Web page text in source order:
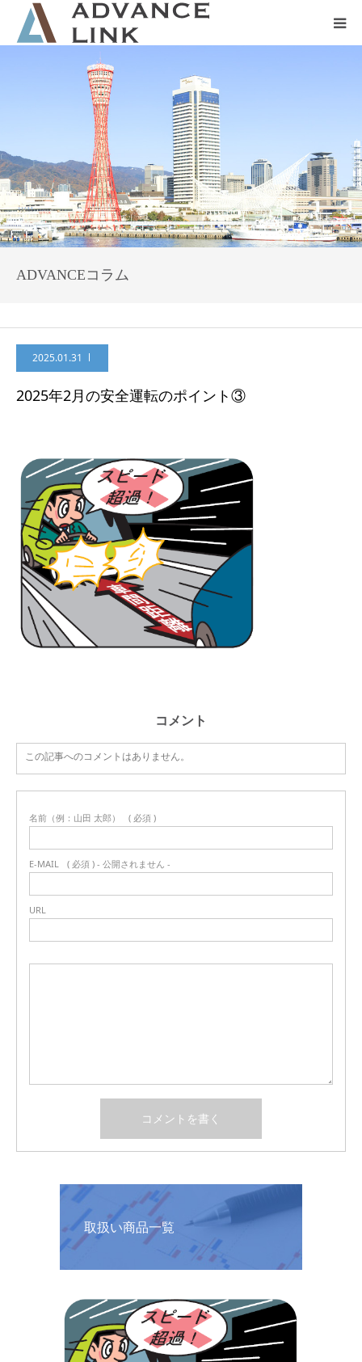
ADVANCEコラム
2025.01.31
2025年2月の安全運転のポイント③
コメント
この記事へのコメントはありません。
名前（例：山田 太郎） ( 必須 )
E-MAIL ( 必須 ) - 公開されません -
URL
取扱い商品一覧
会社概要
ネット保険
事業保険